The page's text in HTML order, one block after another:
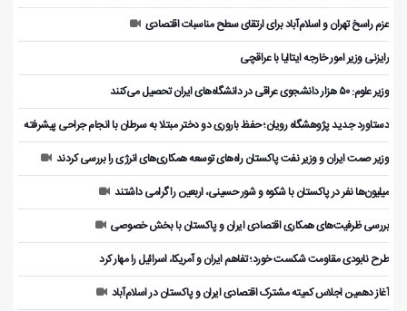
عزم راسخ تهران و اسلام‌آباد برای ارتقای سطح مناسبات اقتصادی
رایزنی وزیر امور خارجه ایتالیا با عراقچی
وزیر علوم: ۵۰ هزار دانشجوی عراقی در دانشگاه‌های ایران تحصیل می‌کنند
دستاورد جدید پژوهشگاه رویان؛ حفظ باروری دو دختر مبتلا به سرطان با انجام جراحی پیشرفته
وزیر صمت ایران و وزیر نفت پاکستان راه‌های توسعه همکاری‌های انرژی را بررسی کردند
میلیون‌ها نفر در پاکستان با شکوه و شور حسینی، اربعین را گرامی داشتند
بررسی ظرفیت‌های همکاری اقتصادی ایران و پاکستان با بخش خصوصی
طرح نابودی مقاومت شکست خورد؛ تفاهم ایران و آمریکا، اسرائیل را مهار کرد
آغاز دهمین اجلاس کمیته مشترک اقتصادی ایران و پاکستان در اسلام‌آباد